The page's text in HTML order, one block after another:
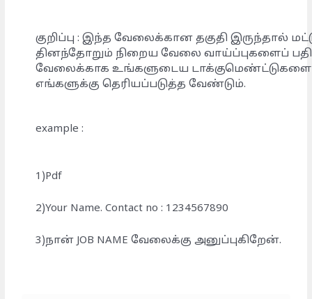
குறிப்பு : இந்த வேலைக்கான தகுதி இருந்தால்
தினந்தோறும் நிறைய வேலை வாய்ப்புகளைப்
வேலைக்காக உங்களுடைய டாக்குமெண்ட்டுகளை
எங்களுக்கு தெரியப்படுத்த வேண்டும்.
example :
1)Pdf
2)Your Name. Contact no : 1234567890
3)நான் JOB NAME வேலைக்கு அனுப்புகிறேன்.